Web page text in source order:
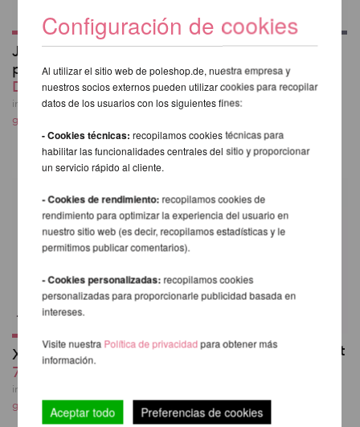
Juego de 3 placas de
peso para X-Stage
Desde 132,25 EUR
incl. 22 % I.V.A. exkl.
gastos de envio
3 paneles de
repuesto para X-Pole
X-Stage /-Lite
Desde 296,29 EUR
gastos de envio
X-Pole A-Frame
717,65 EUR
incl. 22 % I.V.A. exkl.
gastos de envio
X-LOCK Adjuster Unit
incl. 22 % I.V.A. exkl.
gastos de envio
Configuración de cookies
Al utilizar el sitio web de poleshop.de, nuestra empresa y
nuestros socios externos pueden utilizar cookies para recopilar
datos de los usuarios con los siguientes fines:
- Cookies técnicas:recopilamos cookies técnicas para
habilitar las funcionalidades centrales del sitio y proporcionar
un servicio rápido al cliente.
- Cookies de rendimiento: recopilamos cookies de
rendimiento para optimizar la experiencia del usuario en
nuestro sitio web (es decir, recopilamos estadísticas y le
permitimos publicar comentarios).
- Cookies personalizadas: recopilamos cookies
personalizadas para proporcionarle publicidad basada en
intereses.
Visite nuestra Política de privacidadpara obtener más
información.
Aceptar todo Preferencias de cookies